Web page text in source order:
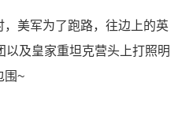
美军为了跑路，往边上的英
及皇家重坦克营头上打照明
围~